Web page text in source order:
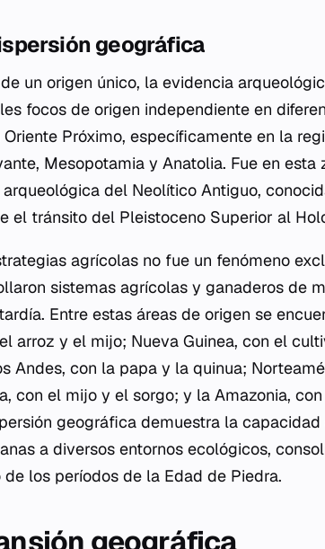
geográfica
un origen único, la evidencia
focos de origen independiente en
Próximo, específicamente en la
Mesopotamia y Anatolia. Fue en esta
del Neolítico Antiguo,
el tránsito del Pleistoceno Superior al
agrícolas no fue un fenómeno
sistemas agrícolas y ganaderos de
Entre estas áreas de origen se
arroz y el mijo; Nueva Guinea, con el
Andes, con la papa y la quinua;
con el mijo y el sorgo; y la Amazonia,
geográfica demuestra la
a diversos entornos ecológicos,
los períodos de la Edad de Piedra.
geográfica